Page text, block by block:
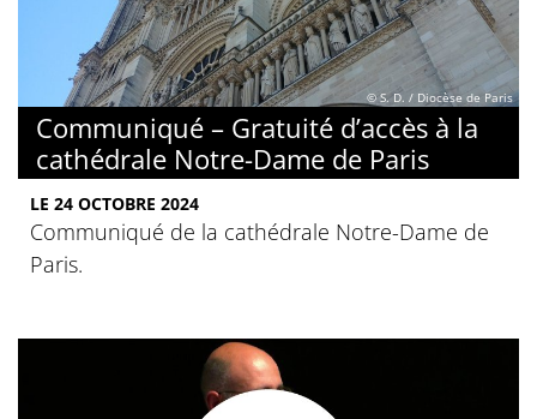
© S. D. / Diocèse de Paris
Communiqué – Gratuité d’accès à la
cathédrale Notre-Dame de Paris
LE 24 OCTOBRE 2024
Communiqué de la cathédrale Notre-Dame de
Paris.